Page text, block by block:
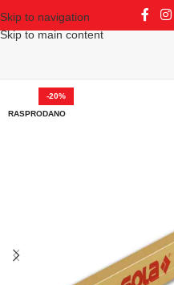
Skip to navigation
Skip to main content
-20%
RASPRODANO